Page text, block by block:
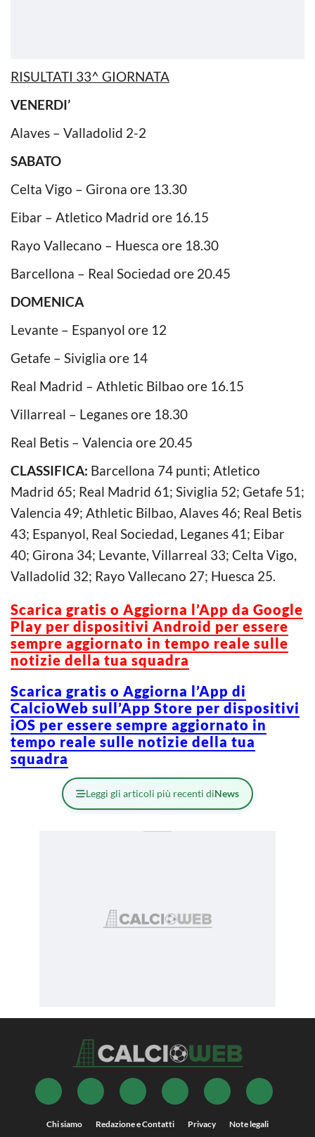
RISULTATI 33^ GIORNATA
VENERDI’
Alaves – Valladolid 2-2
SABATO
Celta Vigo – Girona ore 13.30
Eibar – Atletico Madrid ore 16.15
Rayo Vallecano – Huesca ore 18.30
Barcellona – Real Sociedad ore 20.45
DOMENICA
Levante – Espanyol ore 12
Getafe – Siviglia ore 14
Real Madrid – Athletic Bilbao ore 16.15
Villarreal – Leganes ore 18.30
Real Betis – Valencia ore 20.45
CLASSIFICA: Barcellona 74 punti; Atletico
Madrid 65; Real Madrid 61; Siviglia 52; Getafe 51;
Valencia 49; Athletic Bilbao, Alaves 46; Real Betis
43; Espanyol, Real Sociedad, Leganes 41; Eibar
40; Girona 34; Levante, Villarreal 33; Celta Vigo,
Valladolid 32; Rayo Vallecano 27; Huesca 25.
Scarica gratis o Aggiorna l’App da Google
Play per dispositivi Android per essere
sempre aggiornato in tempo reale sulle
notizie della tua squadra
Scarica gratis o Aggiorna l’App di
CalcioWeb sull’App Store per dispositivi
iOS per essere sempre aggiornato in
tempo reale sulle notizie della tua
squadra
Leggi gli articoli più recenti diNews
Chi siamo Redazione e Contatti Privacy Note legali